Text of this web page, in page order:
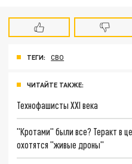
ТЕГИ: СВО
ЧИТАЙТЕ ТАКЖЕ:
Технофашисты XXI века
"Кротами" были все? Теракт в
охотятся "живые дроны"